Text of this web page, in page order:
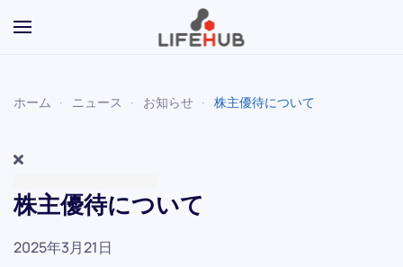
Skip to main content
ホーム ニュース お知らせ 株主優待について
株主優待について
2025年3月21日